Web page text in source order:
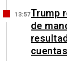
13:57Trump
de
cuentas